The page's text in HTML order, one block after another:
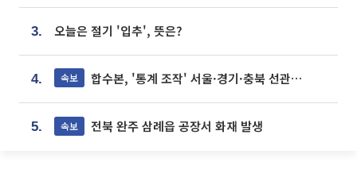
3. 오늘은 절기 '입추', 뜻은?
4. 속보 합수본, '통계 조작' 서울·경기·충북 선관위 등 추가 압수수색
5. 속보 전북 완주 삼례읍 공장서 화재 발생